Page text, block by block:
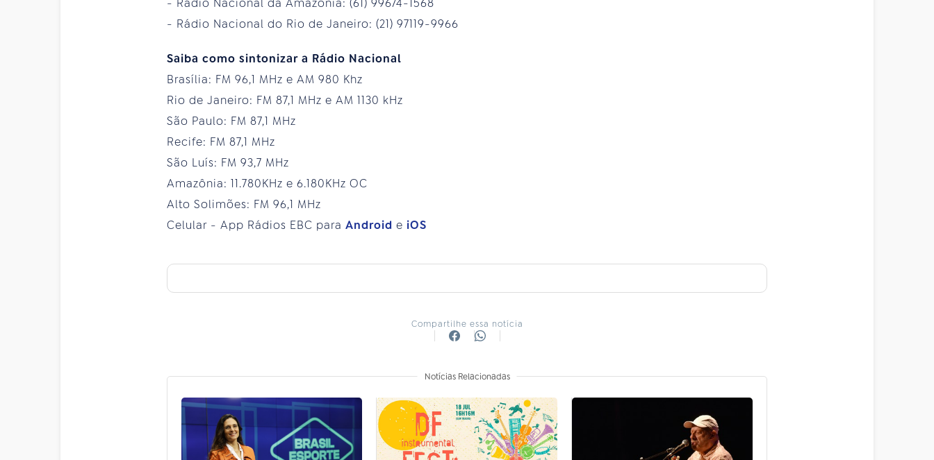
- Rádio Nacional do Rio de Janeiro: (21) 97119-9966
Saiba como sintonizar a Rádio Nacional
Brasília: FM 96,1 MHz e AM 980 Khz
Rio de Janeiro: FM 87,1 MHz e AM 1130 kHz
São Paulo: FM 87,1 MHz
Recife: FM 87,1 MHz
São Luís: FM 93,7 MHz
Amazônia: 11.780KHz e 6.180KHz OC
Alto Solimões: FM 96,1 MHz
Celular - App Rádios EBC para Android e iOS
Compartilhe essa notícia
Notícias Relacionadas